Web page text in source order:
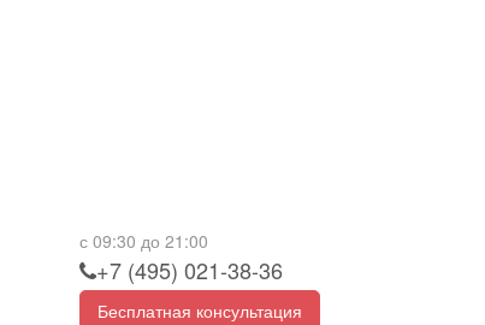
с 09:30 до 21:00
+7 (495) 021-38-36
Бесплатная консультация